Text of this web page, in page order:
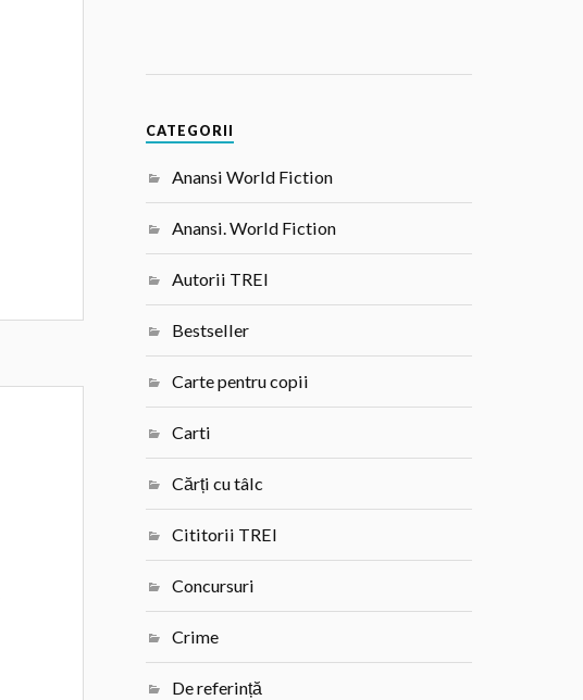
CATEGORII
Anansi World Fiction
Anansi. World Fiction
Autorii TREI
Bestseller
Carte pentru copii
Carti
Cărți cu tâlc
Cititorii TREI
Concursuri
Crime
De referință